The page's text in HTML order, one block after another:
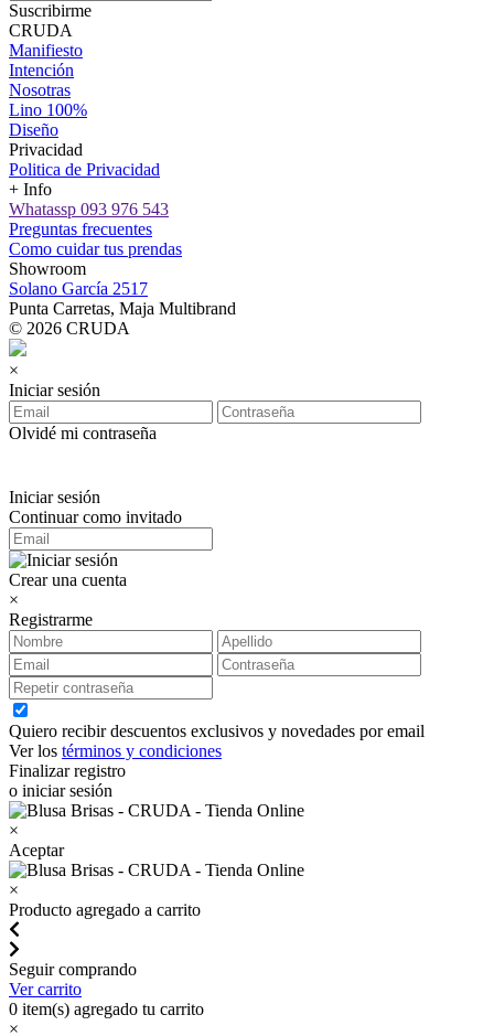
Suscribirme
CRUDA
Manifiesto
Intención
Nosotras
Lino 100%
Diseño
Privacidad
Politica de Privacidad
+ Info
Whatassp 093 976 543
Preguntas frecuentes
Como cuidar tus prendas
Showroom
Solano García 2517
Punta Carretas, Maja Multibrand
© 2026 CRUDA
×
Iniciar sesión
Olvidé mi contraseña
Iniciar sesión
Continuar como invitado
Crear una cuenta
×
Registrarme
Quiero recibir descuentos exclusivos y novedades por email
Ver los términos y condiciones
Finalizar registro
o iniciar sesión
×
Aceptar
×
Producto agregado a carrito
Seguir comprando
Ver carrito
0 item(s) agregado tu carrito
×